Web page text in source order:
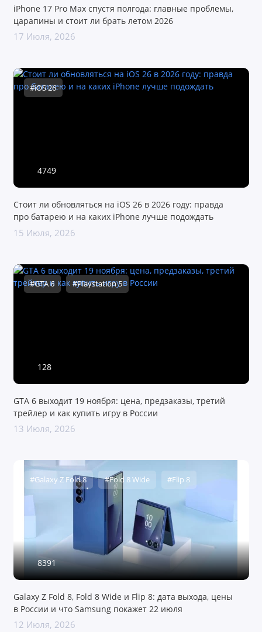
iPhone 17 Pro Max спустя полгода: главные проблемы,
царапины и стоит ли брать летом 2026
17 Июля, 2026
#iOS 26
4749
Стоит ли обновляться на iOS 26 в 2026 году: правда
про батарею и на каких iPhone лучше подождать
15 Июля, 2026
#GTA 6 #Playstation 5
128
GTA 6 выходит 19 ноября: цена, предзаказы, третий
трейлер и как купить игру в России
13 Июля, 2026
#Galaxy Z Fold 8 #Fold 8 Wide #Flip 8
8391
Galaxy Z Fold 8, Fold 8 Wide и Flip 8: дата выхода, цены
в России и что Samsung покажет 22 июля
12 Июля, 2026